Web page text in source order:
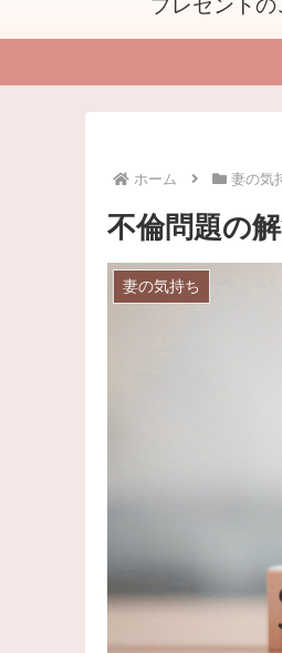
プレゼントの
ホーム 妻の気
不倫問題の
妻の気持ち